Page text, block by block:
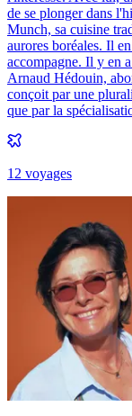
de se plonger dans
Munch, sa cuisine
aurores boréales. Il
accompagne. Il y en
Arnaud Hédouin,
conçoit par une
que par la
12 voyages